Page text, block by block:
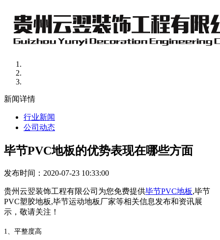
新闻详情
行业新闻
公司动态
毕节PVC地板的优势表现在哪些方面
发布时间：2020-07-23 10:33:00
贵州云翌装饰工程有限公司为您免费提供毕节PVC地板,毕节
PVC塑胶地板,毕节运动地板厂家等相关信息发布和资讯展
示，敬请关注！
1、平整度高